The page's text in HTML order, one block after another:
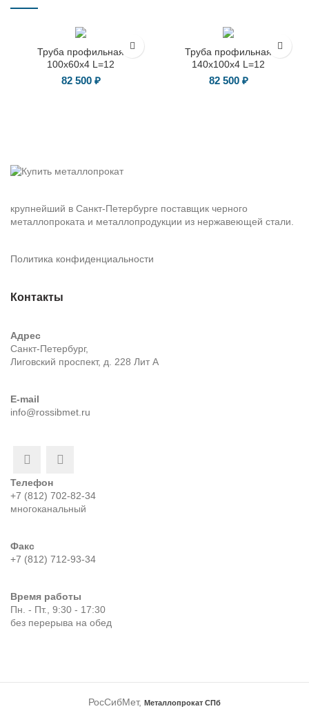
Труба профильная
100х60х4 L=12
82 500 ₽
Труба профильная
140х100х4 L=12
82 500 ₽
крупнейший в Санкт-Петербурге поставщик черного
металлопроката и металлопродукции из нержавеющей стали.
Политика конфиденциальности
Контакты
Адрес
Санкт-Петербург,
Лиговский проспект, д. 228 Лит А
E-mail
info@rossibmet.ru
Телефон
+7 (812) 702-82-34
многоканальный
Факс
+7 (812) 712-93-34
Время работы
Пн. - Пт., 9:30 - 17:30
без перерыва на обед
РосСибМет, Металлопрокат СПб